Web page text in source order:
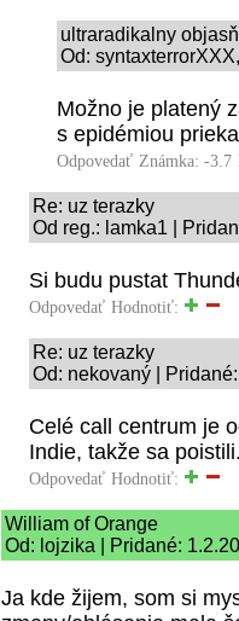
ultraradikalny
Od:
Možno je platený
s epidémiou
Odpovedať Známka: -3.7
Re: uz terazky
Od reg.: lamka1 |
Si budu pustat
Odpovedať Hodnotiť:
Re: uz terazky
Od: nekovaný |
Celé call centrum je
Indie, takže sa
Odpovedať Hodnotiť:
William of Orange
Od: lojzika | Pridané:
Ja kde žijem, som si